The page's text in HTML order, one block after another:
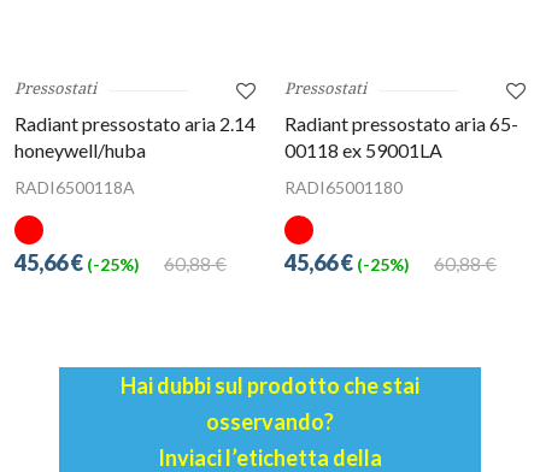
Pressostati
Radiant pressostato aria 2.14
honeywell/huba
RADI6500118A
60,88 €
45,66 € (-25%)
Pressostati
Radiant pressostato aria 65-
00118 ex 59001LA
RADI65001180
60,88 €
45,66 € (-25%)
Hai dubbi sul prodotto che stai
osservando?
Inviaci l’etichetta della